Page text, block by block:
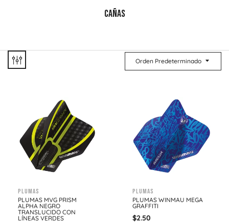
CAÑAS
Orden Predeterminado
Plumas
PLUMAS MVG PRISM
ALPHA NEGRO
TRANSLUCIDO CON
LÍNEAS VERDES
Plumas
PLUMAS WINMAU MEGA
GRAFFITI
$2.50